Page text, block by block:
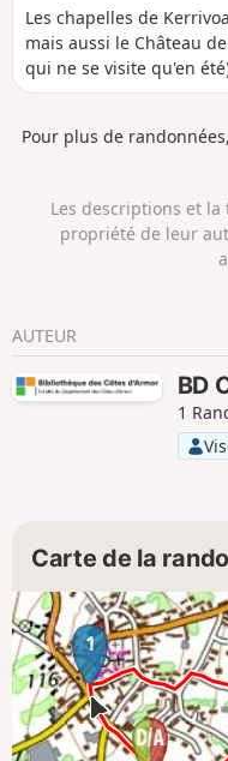
Les chapelles de
mais aussi le Château
qui ne se visite qu'en
Château de Tonquédec
des témoignages, tout
Bretagne autrefois
Pour plus de
Les descriptions et la
propriété de leur
AUTEUR
BD
1
Carte de la
1